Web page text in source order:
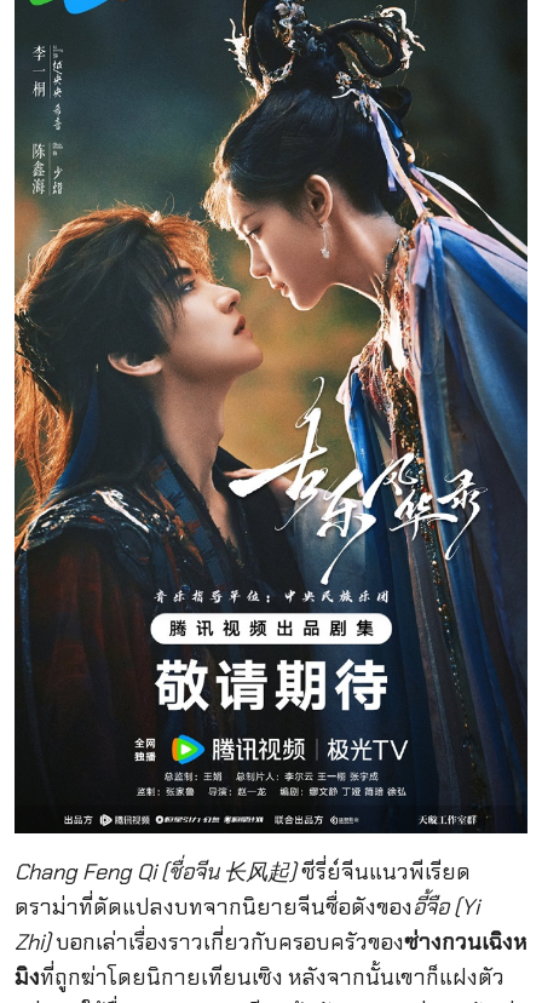
Chang Feng Qi (ชื่อจีน 长风起)ซีรี่ย์จีนแนวพีเรียด
ดราม่าที่ดัดแปลงบทจากนิยายจีนชื่อดังของอี้จือ (Yi
Zhi)บอกเล่าเรื่องราวเกี่ยวกับครอบครัวของซ่างกวนเฉิงห
มิงที่ถูกฆ่าโดยนิกายเทียนเซิง หลังจากนั้นเขาก็แฝงตัว